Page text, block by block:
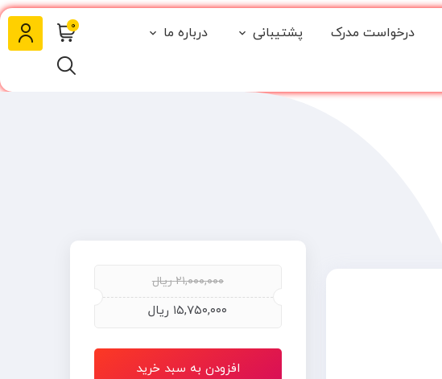
درخواست مدرک پشتیبانی
درباره ما
0
۲۱,۰۰۰,۰۰۰ ریال
۱۵,۷۵۰,۰۰۰ ریال
افزودن به سبد خرید